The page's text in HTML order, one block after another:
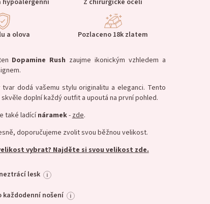
hypoalergenní Z chirurgické oceli
a olova Pozlaceno 18k zlatem
Dopamine Rush zaujme ikonickým vzhledem a
tvar dodá vašemu stylu originalitu a eleganci. Tento
doplní každý outfit a upoutá na první pohled.
také ladícínáramek-zde.
doporučujeme zvolit svou běžnou velikost.
vybrat? Najděte si svou velikost zde.
lesk i
každodenní nošení i